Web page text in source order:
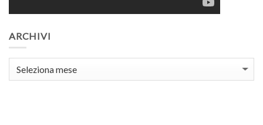
ARCHIVI
Archivi